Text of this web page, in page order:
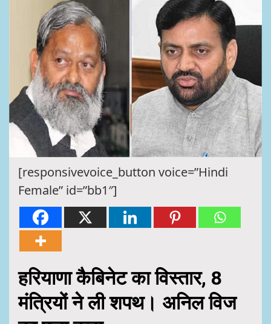
[responsivevoice_button voice=”Hindi
Female” id=”bb1″]
हरियाणा कैबिनेट का विस्तार, 8
मंत्रियों ने ली शपथ। अनिल विज